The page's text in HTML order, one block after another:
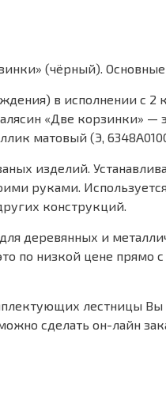
(чёрный).
в исполнении с
«Две корзинки»
матовый (Э,
изделий.
руками.
конструкций.
деревянных и
по низкой цене прямо
лестницы
сделать он-лайн